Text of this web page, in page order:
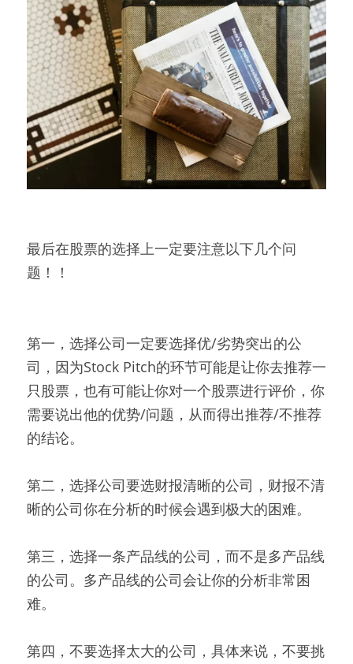
最后在股票的选择上一定要注意以下几个问
题！！
第一，选择公司一定要选择优/劣势突出的公
司，因为Stock Pitch的环节可能是让你去推荐一
只股票，也有可能让你对一个股票进行评价，你
需要说出他的优势/问题，从而得出推荐/不推荐
的结论。
第二，选择公司要选财报清晰的公司，财报不清
晰的公司你在分析的时候会遇到极大的困难。
第三，选择一条产品线的公司，而不是多产品线
的公司。多产品线的公司会让你的分析非常困
难。
第四，不要选择太大的公司，具体来说，不要挑